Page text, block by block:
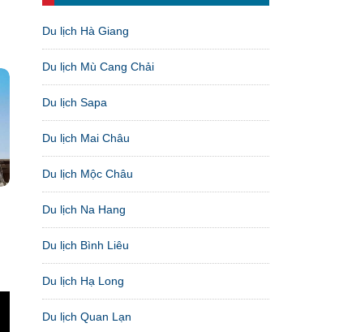
Du lịch Hà Giang
Du lịch Mù Cang Chải
Du lịch Sapa
Du lịch Mai Châu
Du lịch Mộc Châu
Du lịch Na Hang
Du lịch Bình Liêu
Du lịch Hạ Long
Du lịch Quan Lạn